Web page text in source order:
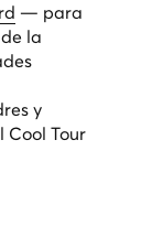
— para
la
y
Cool Tour